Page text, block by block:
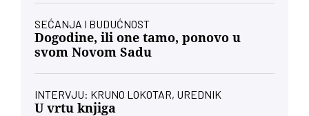
SEĆANJA I BUDUĆNOST
Dogodine, ili one tamo, ponovo u
svom Novom Sadu
INTERVJU: KRUNO LOKOTAR, UREDNIK
U vrtu knjiga